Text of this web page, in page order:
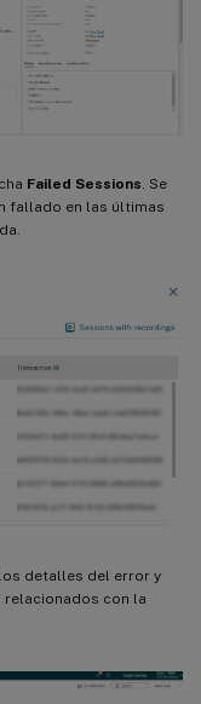
Failed Sessions. Se
fallado en las últimas
detalles del error y
con la